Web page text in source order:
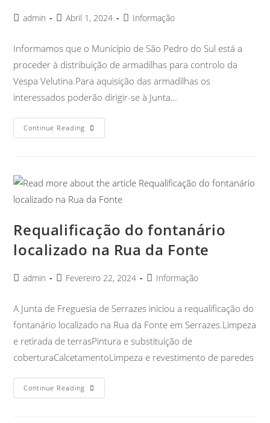
admin Abril 1, 2024 Informação
Informamos que o Município de São Pedro do Sul está a
proceder à distribuição de armadilhas para controlo da
Vespa Velutina.Para aquisição das armadilhas os
interessados poderão dirigir-se à Junta…
Continue Reading
Requalificação do fontanário
localizado na Rua da Fonte
admin Fevereiro 22, 2024 Informação
A Junta de Freguesia de Serrazes iniciou a requalificação do
fontanário localizado na Rua da Fonte em Serrazes.Limpeza
e retirada de terrasPintura e substituição de
coberturaCalcetamentoLimpeza e revestimento de paredes
Continue Reading